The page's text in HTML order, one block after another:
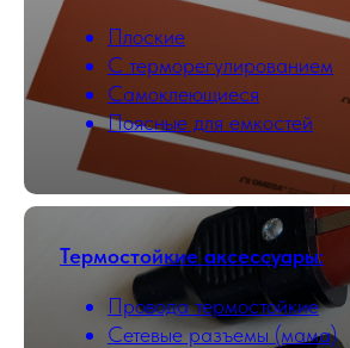
Плоские
С терморегулированием
Самоклеющиеся
Поясные для емкостей
Термостойкие аксессуары:
Провода термостойкие
Сетевые разъемы (мама)